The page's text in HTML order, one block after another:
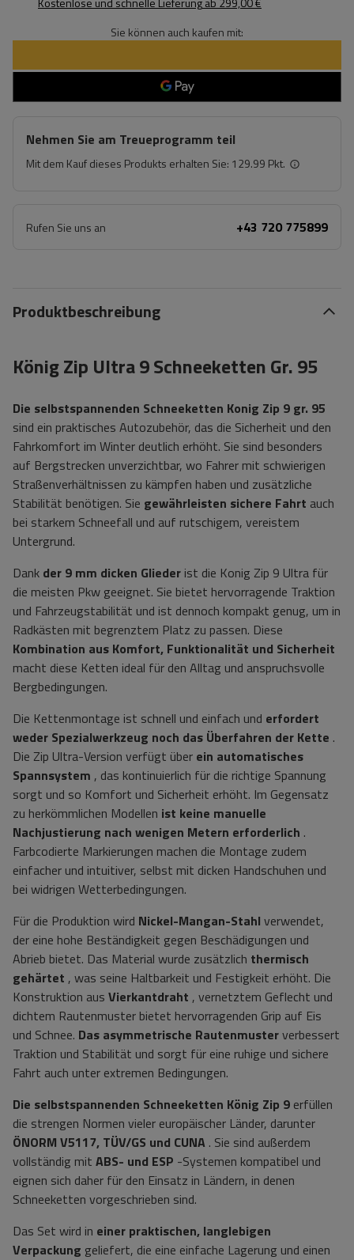
Sie können auch kaufen mit:
Nehmen Sie am Treueprogramm teil
Mit dem Kauf dieses Produkts erhalten Sie: 129.99 Pkt.
Rufen Sie uns an +43 720 775899
Produktbeschreibung
König Zip Ultra 9 Schneeketten Gr. 95
Die selbstspannenden Schneeketten Konig Zip 9 gr. 95
sind ein praktisches Autozubehör, das die Sicherheit und den
Fahrkomfort im Winter deutlich erhöht. Sie sind besonders
auf Bergstrecken unverzichtbar, wo Fahrer mit schwierigen
Straßenverhältnissen zu kämpfen haben und zusätzliche
Stabilität benötigen. Sie gewährleisten sichere Fahrt auch
bei starkem Schneefall und auf rutschigem, vereistem
Untergrund.
Dank der 9 mm dicken Glieder ist die Konig Zip 9 Ultra für
die meisten Pkw geeignet. Sie bietet hervorragende Traktion
und Fahrzeugstabilität und ist dennoch kompakt genug, um in
Radkästen mit begrenztem Platz zu passen. Diese
Kombination aus Komfort, Funktionalität und Sicherheit
macht diese Ketten ideal für den Alltag und anspruchsvolle
Bergbedingungen.
Die Kettenmontage ist schnell und einfach und erfordert
weder Spezialwerkzeug noch das Überfahren der Kette .
Die Zip Ultra-Version verfügt über ein automatisches
Spannsystem , das kontinuierlich für die richtige Spannung
sorgt und so Komfort und Sicherheit erhöht. Im Gegensatz
zu herkömmlichen Modellen ist keine manuelle
Nachjustierung nach wenigen Metern erforderlich .
Farbcodierte Markierungen machen die Montage zudem
einfacher und intuitiver, selbst mit dicken Handschuhen und
bei widrigen Wetterbedingungen.
Für die Produktion wird Nickel-Mangan-Stahl verwendet,
der eine hohe Beständigkeit gegen Beschädigungen und
Abrieb bietet. Das Material wurde zusätzlich thermisch
gehärtet , was seine Haltbarkeit und Festigkeit erhöht. Die
Konstruktion aus Vierkantdraht , vernetztem Geflecht und
dichtem Rautenmuster bietet hervorragenden Grip auf Eis
und Schnee. Das asymmetrische Rautenmusterverbessert
Traktion und Stabilität und sorgt für eine ruhige und sichere
Fahrt auch unter extremen Bedingungen.
Die selbstspannenden Schneeketten König Zip 9 erfüllen
die strengen Normen vieler europäischer Länder, darunter
ÖNORM V5117, TÜV/GS und CUNA . Sie sind außerdem
vollständig mit ABS- und ESP -Systemen kompatibel und
eignen sich daher für den Einsatz in Ländern, in denen
Schneeketten vorgeschrieben sind.
Das Set wird in einer praktischen, langlebigen
Verpackung geliefert, die eine einfache Lagerung und einen